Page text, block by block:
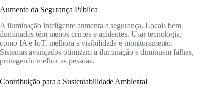
Aumento da Segurança Pública
A iluminação inteligente aumenta a segurança. Locais bem
iluminados têm menos crimes e acidentes. Usar tecnologia,
como IA e IoT, melhora a visibilidade e monitoramento.
Sistemas avançados otimizam a iluminação e diminuem falhas,
protegendo melhor as pessoas.
Contribuição para a Sustentabilidade Ambiental